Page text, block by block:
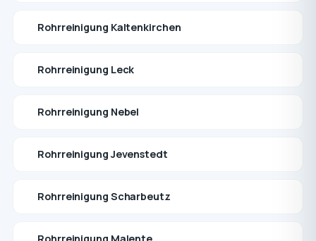
Rohrreinigung Kaltenkirchen
Rohrreinigung Leck
Rohrreinigung Nebel
Rohrreinigung Jevenstedt
Rohrreinigung Scharbeutz